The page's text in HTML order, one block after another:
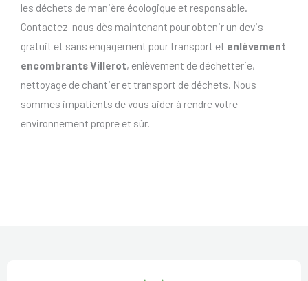
les déchets de manière écologique et responsable.
Contactez-nous dès maintenant pour obtenir un devis
gratuit et sans engagement pour transport et enlèvement
encombrants Villerot, enlèvement de déchetterie,
nettoyage de chantier et transport de déchets. Nous
sommes impatients de vous aider à rendre votre
environnement propre et sûr.